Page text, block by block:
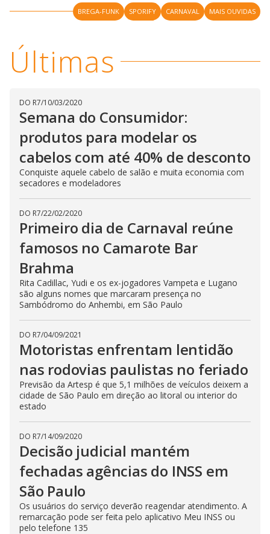
BREGA-FUNK SPORIFY CARNAVAL MAIS OUVIDAS
Últimas
DO R7/10/03/2020
Semana do Consumidor:
produtos para modelar os
cabelos com até 40% de desconto
Conquiste aquele cabelo de salão e muita economia com
secadores e modeladores
DO R7/22/02/2020
Primeiro dia de Carnaval reúne
famosos no Camarote Bar
Brahma
Rita Cadillac, Yudi e os ex-jogadores Vampeta e Lugano
são alguns nomes que marcaram presença no
Sambódromo do Anhembi, em São Paulo
DO R7/04/09/2021
Motoristas enfrentam lentidão
nas rodovias paulistas no feriado
Previsão da Artesp é que 5,1 milhões de veículos deixem a
cidade de São Paulo em direção ao litoral ou interior do
estado
DO R7/14/09/2020
Decisão judicial mantém
fechadas agências do INSS em
São Paulo
Os usuários do serviço deverão reagendar atendimento. A
remarcação pode ser feita pelo aplicativo Meu INSS ou
pelo telefone 135